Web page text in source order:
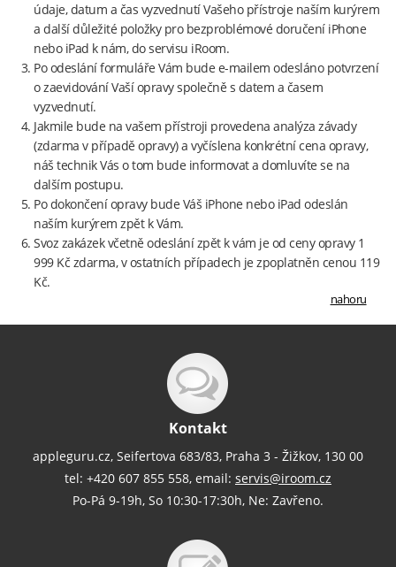
údaje, datum a čas vyzvednutí Vašeho přístroje naším kurýrem
a další důležité položky pro bezproblémové doručení iPhone
nebo iPad k nám, do servisu iRoom.
Po odeslání formuláře Vám bude e-mailem odesláno potvrzení
o zaevidování Vaší opravy společně s datem a časem
vyzvednutí.
Jakmile bude na vašem přístroji provedena analýza závady
(zdarma v případě opravy) a vyčíslena konkrétní cena opravy,
náš technik Vás o tom bude informovat a domluvíte se na
dalším postupu.
Po dokončení opravy bude Váš iPhone nebo iPad odeslán
naším kurýrem zpět k Vám.
Svoz zakázek včetně odeslání zpět k vám je od ceny opravy 1
999 Kč zdarma, v ostatních případech je zpoplatněn cenou 119
Kč.
nahoru
Kontakt
appleguru.cz, Seifertova 683/83, Praha 3 - Žižkov, 130 00
tel: +420 607 855 558, email: servis@iroom.cz
Po-Pá 9-19h, So 10:30-17:30h, Ne: Zavřeno.